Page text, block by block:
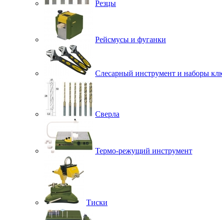
Резцы
Рейсмусы и фуганки
Слесарный инструмент и наборы
Сверла
Термо-режущий инструмент
Тиски